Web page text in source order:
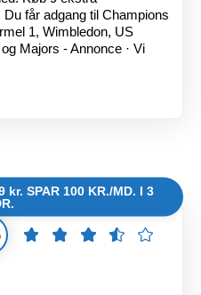
får adgang til Champions
1, Wimbledon, US
Majors - Annonce · Vi
SPAR 100 KR./MD. I 3